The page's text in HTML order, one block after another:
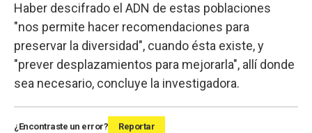
Haber descifrado el ADN de estas poblaciones
"nos permite hacer recomendaciones para
preservar la diversidad", cuando ésta existe, y
"prever desplazamientos para mejorarla", allí donde
sea necesario, concluye la investigadora.
¿Encontraste un error? Reportar